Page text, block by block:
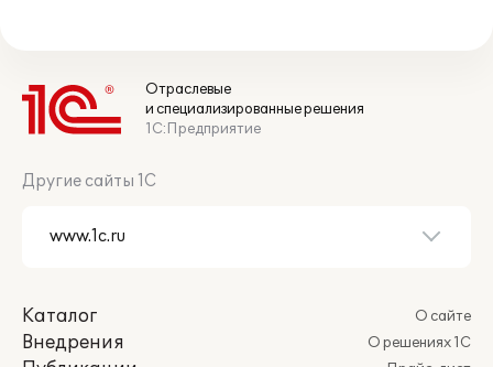
Отраслевые
и специализированные решения
1С:Предприятие
Другие сайты 1С
Каталог
Внедрения
О сайте
О решениях 1С